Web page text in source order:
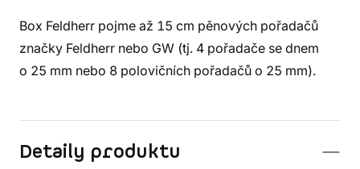
Box Feldherr pojme až 15 cm pěnových pořadačů
značky Feldherr nebo GW (tj. 4 pořadače se dnem
o 25 mm nebo 8 polovičních pořadačů o 25 mm).
Detaily produktu